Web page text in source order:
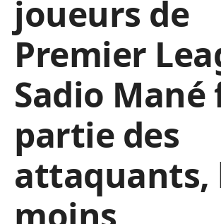
joueurs de
Premier
Sadio
partie des
attaquants,